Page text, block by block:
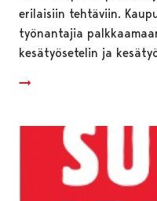
erilaisiin tehtäviin.
työnantajia
kesätyösetelin ja